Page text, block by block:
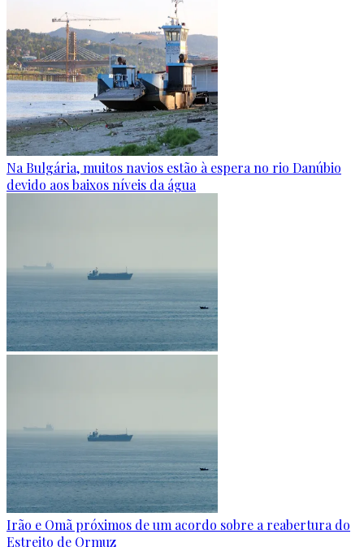
Na Bulgária, muitos navios estão à espera no rio Danúbio
devido aos baixos níveis da água
Irão e Omã próximos de um acordo sobre a reabertura do
Estreito de Ormuz